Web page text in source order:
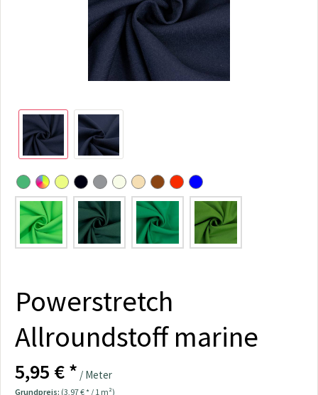
Powerstretch
Allroundstoff marine
5,95 € * / Meter
Grundpreis: (3,97 € * / 1 m²)